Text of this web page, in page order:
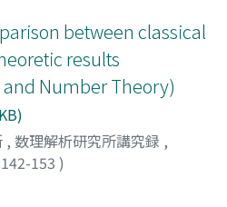
between classical
results
Number Theory)
, 数理解析研究所講究録 ,
153 )